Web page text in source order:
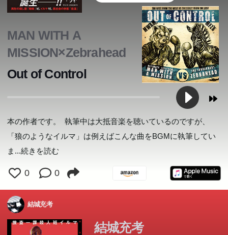
MAN WITH A
MISSION×Zebrahead
Out of Control
本の作者です。 執筆中は大抵音楽を聴いているのですが、
「狼のようなイルマ」は例えばこんな曲をBGMに執筆してい
ま ...続きを読む
0 0
結城充考
結城充考